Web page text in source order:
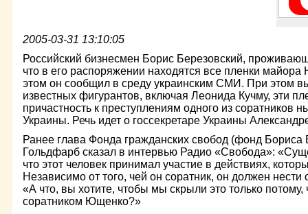
2005-03-31 13:10:05
Российский бизнесмен Борис Березовский,
что в его распоряжении находятся все пленки
этом он сообщил в среду украинским СМИ. При этом
известных фигурантов, включая Леонида Кучму, эти
причастность к преступлениям одного из соратников
Украины. Речь идет о госсекретаре Украины
Ранее глава Фонда гражданских свобод (фонд Бориса
Гольдфарб сказал в интервью Радио «Свобода»:
что этот человек принимал участие в действиях,
Независимо от того, чей он соратник, он должен нести
«А что, вы хотите, чтобы мы скрыли это только потому,
соратником Ющенко?»